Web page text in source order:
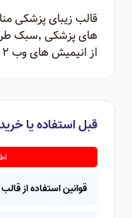
قالب زیبای پزشکی
های
از انیمیش های وب ۲ طراحی شده است.
قبل استفاده یا
قوانین استفاده از قالب